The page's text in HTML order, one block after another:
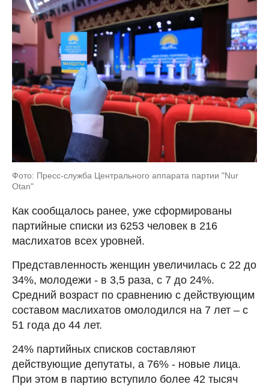
Фото: Пресс-служба Центрального аппарата партии "Nur
Otan"
Как сообщалось ранее, уже сформированы
партийные списки из 6253 человек в 216
маслихатов всех уровней.
Представленность женщин увеличилась с 22 до
34%, молодежи - в 3,5 раза, с 7 до 24%.
Средний возраст по сравнению с действующим
составом маслихатов омолодился на 7 лет – с
51 года до 44 лет.
24% партийных списков составляют
действующие депутаты, а 76% - новые лица.
При этом в партию вступило более 42 тысяч